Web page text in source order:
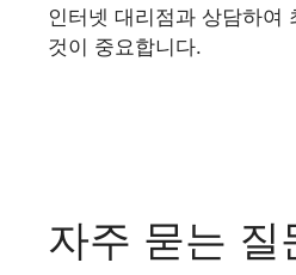
인터넷 대리점과 상담하여
것이 중요합니다.
자주 묻는 질